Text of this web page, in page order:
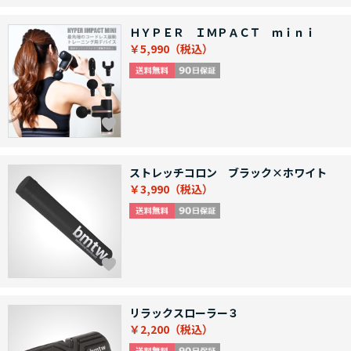
ＨＹＰＥＲ ＩＭＰＡＣＴ ｍｉｎｉ
￥5,990
ストレッチコロン ブラック×ホワイト
￥3,990
リラックスローラー３
￥2,200